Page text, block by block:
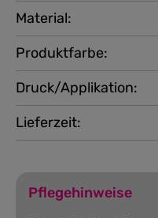
Produktfarbe:
Druck/Applikation:
Material:
Lieferzeit:
Pflegehinweise